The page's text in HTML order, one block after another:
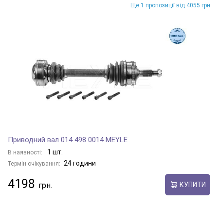
Ще 1 пропозиції від 4055 грн
Приводний вал 014 498 0014 MEYLE
В наявності: 1 шт.
Термін очікування: 24 години
4198 КУПИТИ